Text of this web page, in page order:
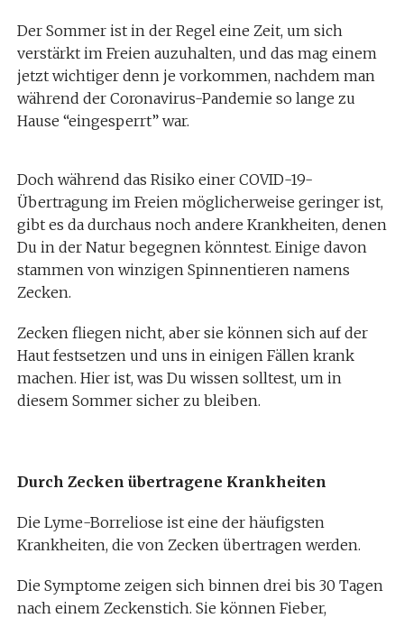
Der Sommer ist in der Regel eine Zeit, um sich
verstärkt im Freien auzuhalten, und das mag einem
jetzt wichtiger denn je vorkommen, nachdem man
während der Coronavirus-Pandemie so lange zu
Hause “eingesperrt” war.
Doch während das Risiko einer COVID-19-
Übertragung im Freien möglicherweise geringer ist,
gibt es da durchaus noch andere Krankheiten, denen
Du in der Natur begegnen könntest. Einige davon
stammen von winzigen Spinnentieren namens
Zecken.
Zecken fliegen nicht, aber sie können sich auf der
Haut festsetzen und uns in einigen Fällen krank
machen. Hier ist, was Du wissen solltest, um in
diesem Sommer sicher zu bleiben.
Durch Zecken übertragene Krankheiten
Die Lyme-Borreliose ist eine der häufigsten
Krankheiten, die von Zecken übertragen werden.
Die Symptome zeigen sich binnen drei bis 30 Tagen
nach einem Zeckenstich. Sie können Fieber,